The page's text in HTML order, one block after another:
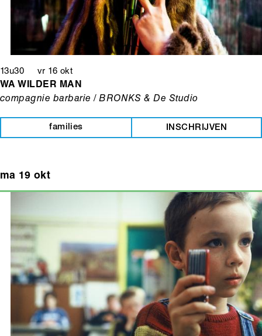
13u30 vr 16 okt
WA WILDER MAN
compagnie barbarie / BRONKS & De Studio
families INSCHRIJVEN
ma 19 okt